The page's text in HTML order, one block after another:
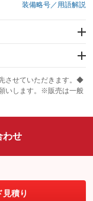
装備略号／用語解説
ン
し
テアリング
り
し
レコーダー
ザーシート
させていただきます。◆
いします。※販売は一般
わせ
見積り